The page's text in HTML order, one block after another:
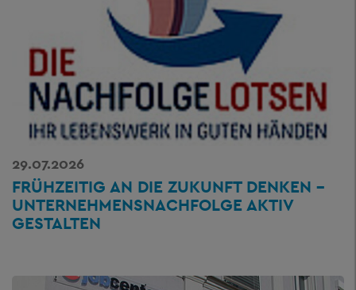
29.07.2026
FRÜHZEITIG AN DIE ZUKUNFT DENKEN –
UNTERNEHMENSNACHFOLGE AKTIV
GESTALTEN